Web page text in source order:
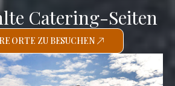
Catering-Seiten
ORTE ZU BESUCHEN